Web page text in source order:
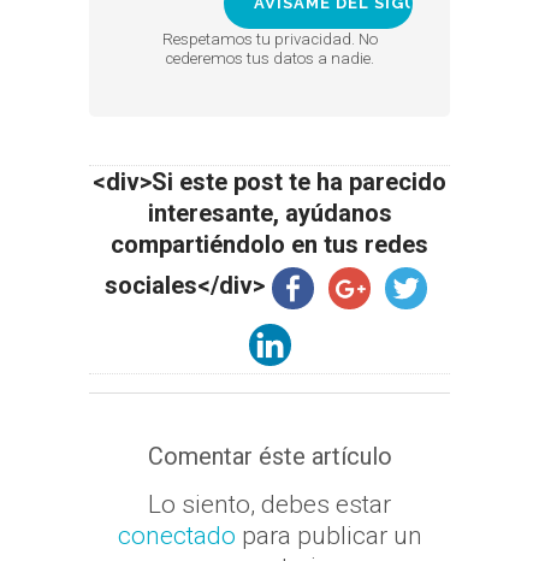
Respetamos tu privacidad. No
cederemos tus datos a nadie.
<div>Si este post te ha parecido
interesante, ayúdanos
compartiéndolo en tus redes
sociales</div>
Comentar éste artículo
Lo siento, debes estar
conectado para publicar un